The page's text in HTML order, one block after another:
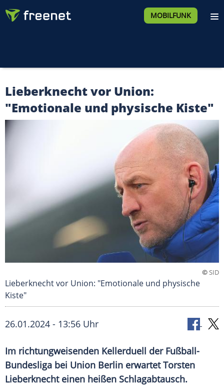
MOBILFUNK
Lieberknecht vor Union:
"Emotionale und physische Kiste"
©SID
Lieberknecht vor Union: "Emotionale und physische
Kiste"
26.01.2024 - 13:56 Uhr
Im richtungweisenden Kellerduell der Fußball-
Bundesliga bei Union Berlin erwartet Torsten
Lieberknecht einen heißen Schlagabtausch.